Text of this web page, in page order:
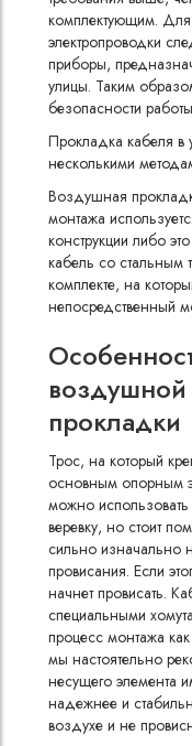
комплектующим. Для
электропроводки
приборы,
улицы. Таким
безопасности
Прокладка кабеля в
несколькими
Воздушная
монтажа
конструкции либо
кабель со стальным
комплекте, на
непосредственный
прокладки
Трос, на который
основным опорным
можно
веревку, но стоит
сильно изначально
провисания. Если
начнет провисать.
специальными
процесс монтажа
мы настоятельно
несущего элемента
надежнее и
воздухе и не